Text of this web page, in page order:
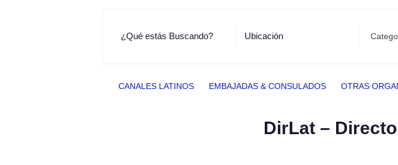
¿Qué estás Buscando? Ubicación
CANALES LATINOS EMBAJADAS & CONSULADOS OTRAS
DirLat –